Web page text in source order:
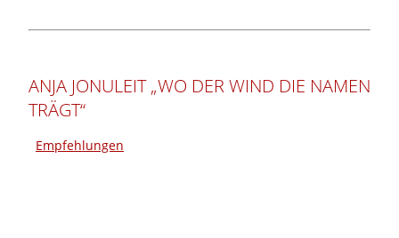
ANJA JONULEIT „WO DER WIND DIE NAMEN
TRÄGT“
Empfehlungen